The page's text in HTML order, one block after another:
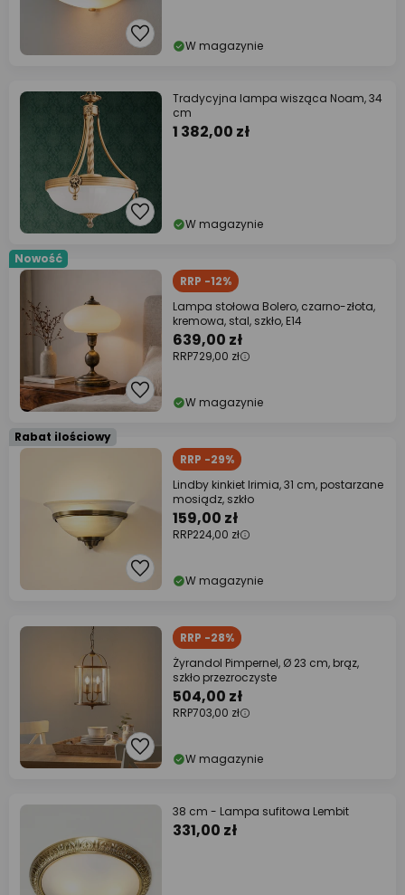
W magazynie
Tradycyjna lampa wisząca Noam, 34
cm
1 382,00 zł
W magazynie
Nowość
RRP -12%
Lampa stołowa Bolero, czarno-złota,
kremowa, stal, szkło, E14
639,00 zł
RRP729,00 zł
W magazynie
Rabat ilościowy
RRP -29%
Lindby kinkiet Irimia, 31 cm, postarzane
mosiądz, szkło
159,00 zł
RRP224,00 zł
W magazynie
RRP -28%
Żyrandol Pimpernel, Ø 23 cm, brąz,
szkło przezroczyste
504,00 zł
RRP703,00 zł
W magazynie
38 cm - Lampa sufitowa Lembit
331,00 zł